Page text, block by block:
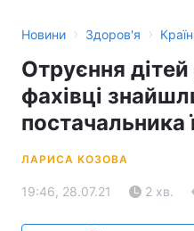
Новини › Здоров'я ›
Отруєння
фахівці
постачальника
ЛАРИСА КОЗОВА
19:46, 28.07.21 2 хв.